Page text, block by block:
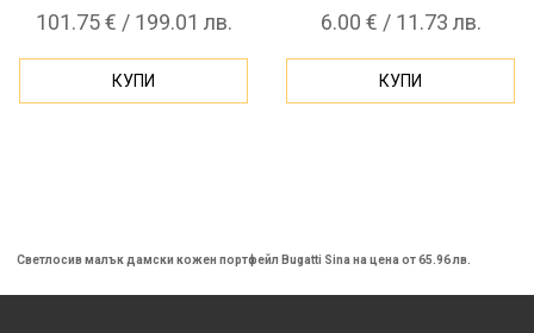
101.75 € / 199.01 лв.
КУПИ
6.00 € / 11.73 лв.
КУПИ
Светлосив малък дамски кожен портфейл Bugatti Sina на цена от 65.96 лв.